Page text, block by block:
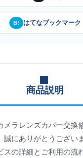
B! はてなブックマーク
商品説明
メラレンズカバー交換
誠にありがとうござい
スの詳細とご利用の流